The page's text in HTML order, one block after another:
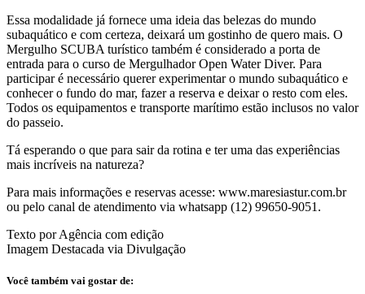
Essa modalidade já fornece uma ideia das belezas do mundo
subaquático e com certeza, deixará um gostinho de quero mais. O
Mergulho SCUBA turístico também é considerado a porta de
entrada para o curso de Mergulhador Open Water Diver. Para
participar é necessário querer experimentar o mundo subaquático e
conhecer o fundo do mar, fazer a reserva e deixar o resto com eles.
Todos os equipamentos e transporte marítimo estão inclusos no valor
do passeio.
Tá esperando o que para sair da rotina e ter uma das experiências
mais incríveis na natureza?
Para mais informações e reservas acesse: www.maresiastur.com.br
ou pelo canal de atendimento via whatsapp (12) 99650-9051.
Texto por Agência com edição
Imagem Destacada via Divulgação
Você também vai gostar de: